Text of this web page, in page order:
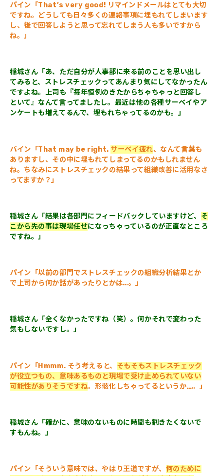
パイン「That’s very good! リマインドメールはとても大切
ですね。どうしても日々多くの連絡事項に埋もれてしまいます
し、後で回答しようと思って忘れてしまう人も多いですから
ね。」
稲城さん「あ、ただ自分が人事部に来る前のことを思い出し
てみると、ストレスチェックってあんまり気にしてなかったん
ですよね。上司も『毎年恒例のきたからちゃちゃっと回答し
といて』なんて言ってましたし。最近は他の各種サーベイやア
ンケートも増えてるんで、埋もれちゃってるのかも。」
パイン「That may be right. サーベイ疲れ、なんて言葉も
ありますし、その中に埋もれてしまってるのかもしれません
ね。ちなみにストレスチェックの結果って組織改善に活用なさ
ってますか？」
稲城さん「結果は各部門にフィードバックしていますけど、 そ
こから先の事は現場任せになっちゃっているのが正直なところ
ですね。」
パイン「以前の部門でストレスチェックの組織分析結果とか
で上司から何か話があったりとかは…。」
稲城さん「全くなかったですね（笑）。何かそれで変わった
気もしないですし。」
パイン「Hmmm. そう考えると、 そもそもストレスチェック
が役立つもの、意味あるものと現場で受け止められていない
可能性がありそうですね。形骸化しちゃってるというか…。」
稲城さん「確かに、意味のないものに時間も割きたくないで
すもんね。」
パイン「そういう意味では、やはり王道ですが、 何のために